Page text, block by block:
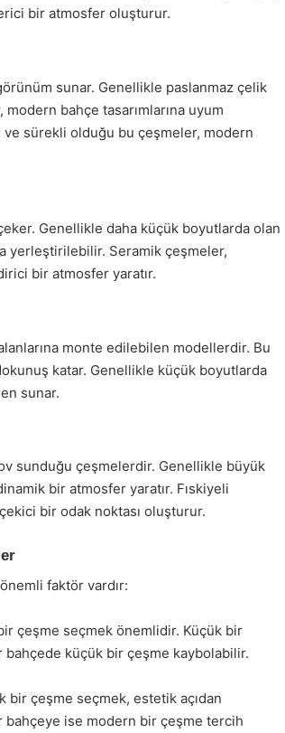
bir atmosfer oluşturur.
sunar. Genellikle paslanmaz çelik
bahçe tasarımlarına uyum
ve sürekli olduğu bu çeşmeler, modern
Genellikle daha küçük boyutlarda olan
yerleştirilebilir. Seramik çeşmeler,
bir atmosfer yaratır.
monte edilebilen modellerdir. Bu
katar. Genellikle küçük boyutlarda
sunar.
sunduğu çeşmelerdir. Genellikle büyük
bir atmosfer yaratır. Fıskiyeli
bir odak noktası oluşturur.
faktör vardır:
çeşme seçmek önemlidir. Küçük bir
küçük bir çeşme kaybolabilir.
bir çeşme seçmek, estetik açıdan
ise modern bir çeşme tercih